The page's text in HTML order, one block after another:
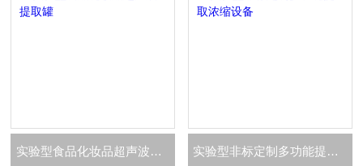
实验型食品化妆品超声波提取罐 实验型非标定制多功能提取浓缩设备